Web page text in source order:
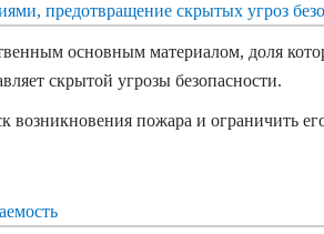
предотвращение скрытых угроз
основным материалом, доля
скрытой угрозы безопасности.
возникновения пожара и ограничить